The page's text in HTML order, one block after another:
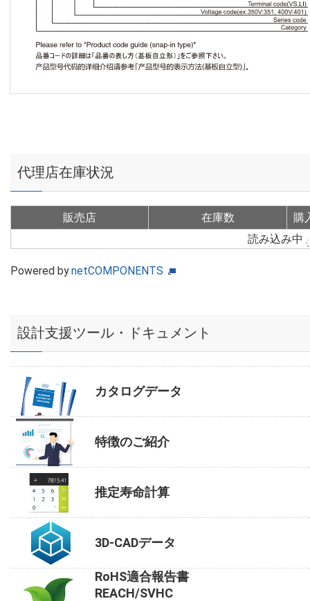
代理店在庫状況
販売店 在庫数
購
読み込み中
Powered bynetCOMPONENTS
設計支援ツール・ドキュメント
カタログデータ
特徴のご紹介
推定寿命計算
3D-CADデータ
RoHS適合報告書
REACH/SVHC